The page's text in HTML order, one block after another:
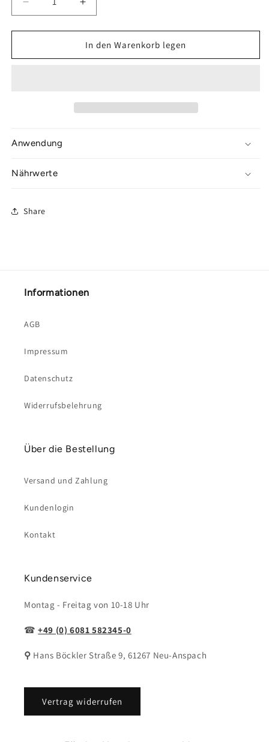
Verringere
die
Menge
Oliven
Erhöhe
die
Menge
für
Oliven
In den Warenkorb legen
Anwendung
Nährwerte
Share
Informationen
AGB
Impressum
Datenschutz
Widerrufsbelehrung
Über die Bestellung
Versand und Zahlung
Kundenlogin
Kontakt
Kundenservice
Montag - Freitag von 10-18 Uhr
☎+49 (0) 6081 582345-0
⚲ Hans Böckler Straße 9, 61267 Neu-Anspach
Vertrag widerrufen